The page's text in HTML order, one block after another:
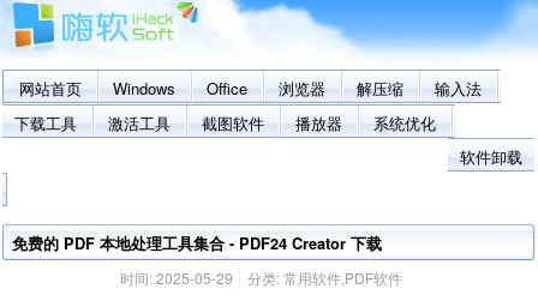
网站首页 Windows Office 浏览器 解压缩
输入法
下载工具
激活工具 截图软件 播放器
系统优化
软件卸载
免费的 PDF 本地处理工具集合 - PDF24 Creator 下载
时间:2025-05-29 分类:常用软件,PDF软件